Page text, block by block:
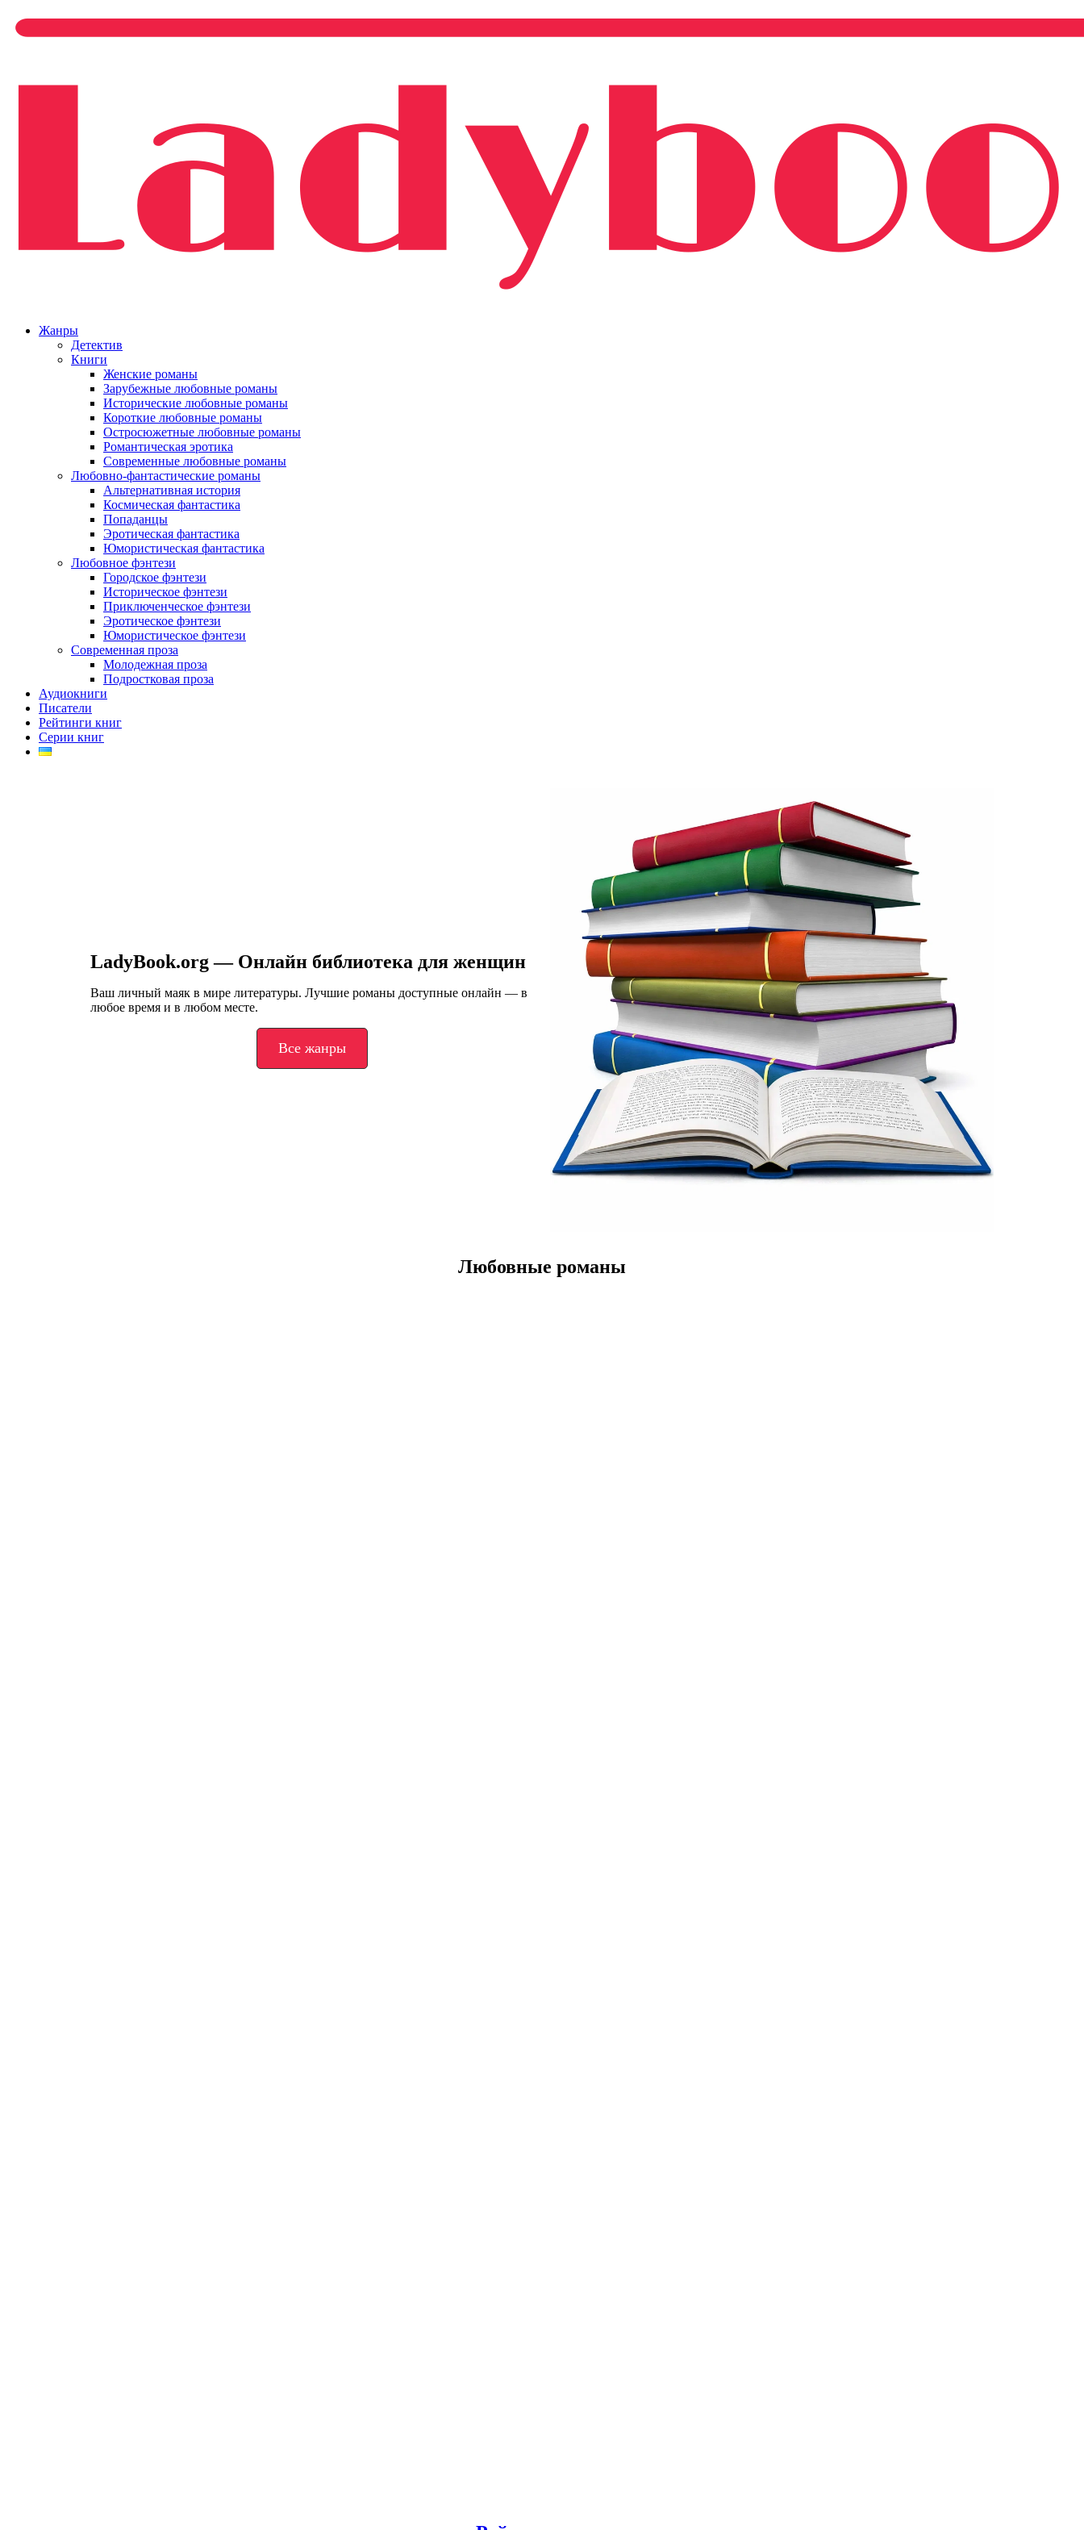
Жанры
Детектив
Книги
Женские романы
Зарубежные любовные романы
Исторические любовные романы
Короткие любовные романы
Остросюжетные любовные романы
Романтическая эротика
Современные любовные романы
Любовно-фантастические романы
Альтернативная история
Космическая фантастика
Попаданцы
Эротическая фантастика
Юмористическая фантастика
Любовное фэнтези
Городское фэнтези
Историческое фэнтези
Приключенческое фэнтези
Эротическое фэнтези
Юмористическое фэнтези
Современная проза
Молодежная проза
Подростковая проза
Аудиокниги
Писатели
Рейтинги книг
Серии книг
LadyBook.org — Онлайн библиотека для женщин
Ваш личный маяк в мире литературы. Лучшие романы доступные онлайн — в
любое время и в любом месте.
Все жанры
Любовные романы